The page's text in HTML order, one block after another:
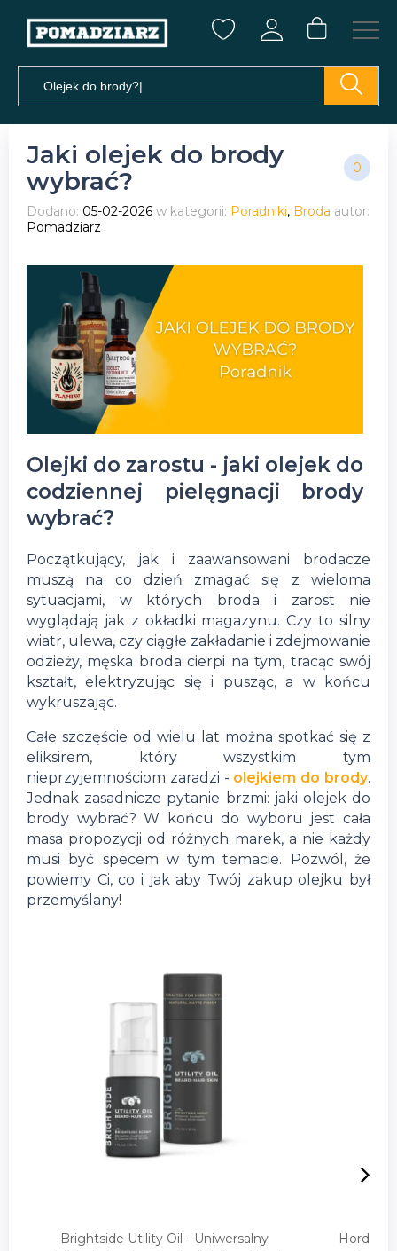
Jaki olejek do brody
wybrać?
0
Dodano: 05-02-2026 w kategorii: Poradniki, Broda autor:
Pomadziarz
Olejki do zarostu - jaki olejek do
codziennej pielęgnacji brody
wybrać?
Początkujący, jak i zaawansowani brodacze
muszą na co dzień zmagać się z wieloma
sytuacjami, w których broda i zarost nie
wyglądają jak z okładki magazynu. Czy to silny
wiatr, ulewa, czy ciągłe zakładanie i zdejmowanie
odzieży, męska broda cierpi na tym, tracąc swój
kształt, elektryzując się i pusząc, a w końcu
wykruszając.
Całe szczęście od wielu lat można spotkać się z
eliksirem, który wszystkim tym
nieprzyjemnościom zaradzi - olejkiem do brody.
Jednak zasadnicze pytanie brzmi: jaki olejek do
brody wybrać? W końcu do wyboru jest cała
masa propozycji od różnych marek, a nie każdy
musi być specem w tym temacie. Pozwól, że
powiemy Ci, co i jak aby Twój zakup olejku był
przemyślany!
Brightside Utility Oil - Uniwersalny
Horde